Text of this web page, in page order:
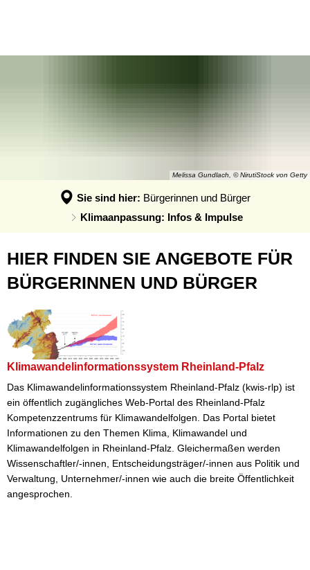
Fördernews
Solar- und Wärmebotschafter
Melissa Gundlach, © NirutiStock von Getty
Sie sind hier: Bürgerinnen und Bürger
Klimaanpassung: Infos & Impulse
Klimaanpassung:
Infos
Impulse
HIER FINDEN SIE ANGEBOTE FÜR
BÜRGERINNEN UND BÜRGER
Klimawandelinformationssystem Rheinland-Pfalz
Das Klimawandelinformationssystem Rheinland-Pfalz (kwis-rlp) ist
ein öffentlich zugängliches Web-Portal des Rheinland-Pfalz
Kompetenzzentrums für Klimawandelfolgen. Das Portal bietet
Informationen zu den Themen Klima, Klimawandel und
Klimawandelfolgen in Rheinland-Pfalz. Gleichermaßen werden
Wissenschaftler/-innen, Entscheidungsträger/-innen aus Politik und
Verwaltung, Unternehmer/-innen wie auch die breite Öffentlichkeit
angesprochen.